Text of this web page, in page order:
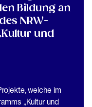
Bildung an
NRW-
und
welche im
„Kultur und